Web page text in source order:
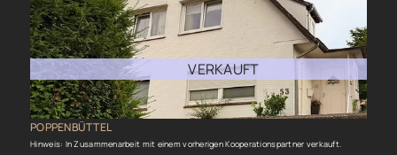
VERKAUFT
POPPENBÜTTEL
Hinweis: In Zusammenarbeit mit einem vorherigen Kooperationspartner verkauft.